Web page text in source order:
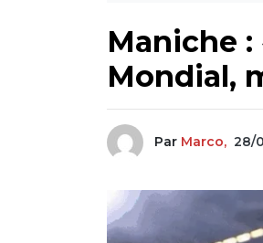
Maniche
Mondial,
Par Marco, 28/